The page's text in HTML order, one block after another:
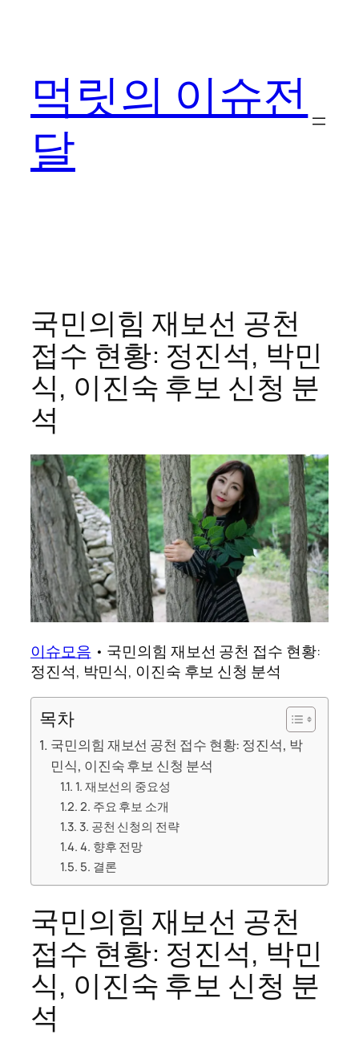
먹릿의 이슈전
달
국민의힘 재보선 공천
접수 현황: 정진석, 박민
식, 이진숙 후보 신청 분
석
이슈모음 • 국민의힘 재보선 공천 접수 현황:
정진석, 박민식, 이진숙 후보 신청 분석
목차
국민의힘 재보선 공천 접수 현황: 정진석, 박
민식, 이진숙 후보 신청 분석
1. 재보선의 중요성
2. 주요 후보 소개
3. 공천 신청의 전략
4. 향후 전망
5. 결론
국민의힘 재보선 공천
접수 현황: 정진석, 박민
식, 이진숙 후보 신청 분
석